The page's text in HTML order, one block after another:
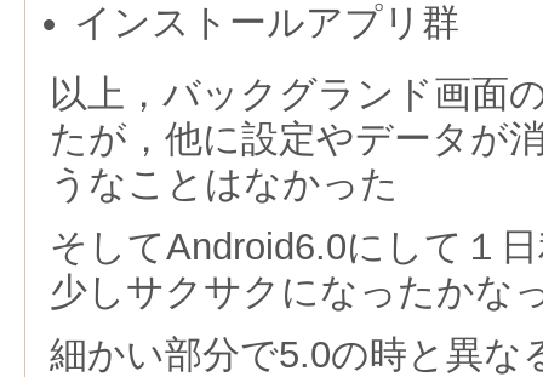
インストールアプリ群
以上，バックグランド画面
たが，他に設定やデータが
うなことはなかった
そしてAndroid6.0にして１
少しサクサクになったかな
細かい部分で5.0の時と異な